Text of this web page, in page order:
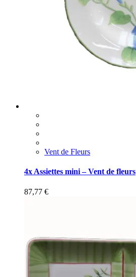
Vent de Fleurs
4x Assiettes mini – Vent de fleurs
87,77 €